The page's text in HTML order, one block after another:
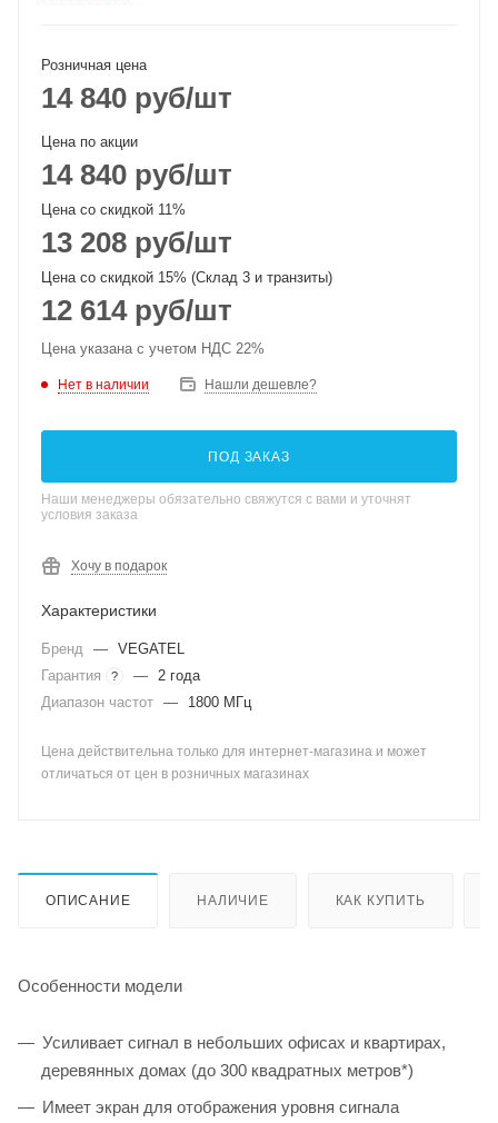
Розничная цена
14 840 руб/шт
Цена по акции
14 840 руб/шт
Цена со скидкой 11%
13 208 руб/шт
Цена со скидкой 15% (Склад 3 и транзиты)
12 614руб/шт
Цена указана с учетом НДС 22%
Нет в наличии Нашли дешевле?
ПОД ЗАКАЗ
Наши менеджеры обязательно свяжутся с вами и уточнят
условия заказа
Хочу в подарок
Характеристики
Бренд — VEGATEL
Гарантия
? — 2 года
Диапазон частот — 1800 МГц
Цена действительна только для интернет-магазина и может
отличаться от цен в розничных магазинах
ОПИСАНИЕ НАЛИЧИЕ КАК КУПИТЬ
Особенности модели
Усиливает сигнал в небольших офисах и квартирах,
деревянных домах (до 300 квадратных метров*)
Имеет экран для отображения уровня сигнала